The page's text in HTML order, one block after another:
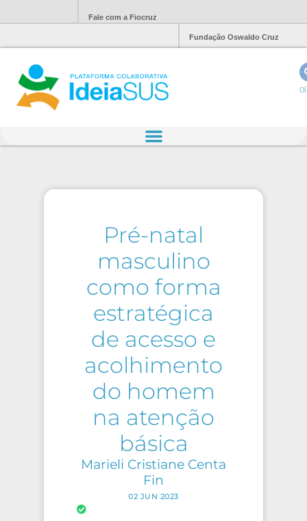
Fale com a Fiocruz
Fundação Oswaldo Cruz
Pré-natal
masculino
como forma
estratégica
de acesso e
acolhimento
do homem
na atenção
básica
Marieli Cristiane Centa
Fin
02 JUN 2023